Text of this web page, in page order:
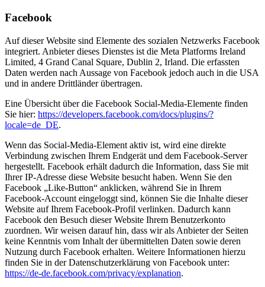
Facebook
Auf dieser Website sind Elemente des sozialen Netzwerks Facebook
integriert. Anbieter dieses Dienstes ist die Meta Platforms Ireland
Limited, 4 Grand Canal Square, Dublin 2, Irland. Die erfassten
Daten werden nach Aussage von Facebook jedoch auch in die USA
und in andere Drittländer übertragen.
Eine Übersicht über die Facebook Social-Media-Elemente finden
Sie hier: https://developers.facebook.com/docs/plugins/?
locale=de_DE.
Wenn das Social-Media-Element aktiv ist, wird eine direkte
Verbindung zwischen Ihrem Endgerät und dem Facebook-Server
hergestellt. Facebook erhält dadurch die Information, dass Sie mit
Ihrer IP-Adresse diese Website besucht haben. Wenn Sie den
Facebook „Like-Button“ anklicken, während Sie in Ihrem
Facebook-Account eingeloggt sind, können Sie die Inhalte dieser
Website auf Ihrem Facebook-Profil verlinken. Dadurch kann
Facebook den Besuch dieser Website Ihrem Benutzerkonto
zuordnen. Wir weisen darauf hin, dass wir als Anbieter der Seiten
keine Kenntnis vom Inhalt der übermittelten Daten sowie deren
Nutzung durch Facebook erhalten. Weitere Informationen hierzu
finden Sie in der Datenschutzerklärung von Facebook unter:
https://de-de.facebook.com/privacy/explanation.